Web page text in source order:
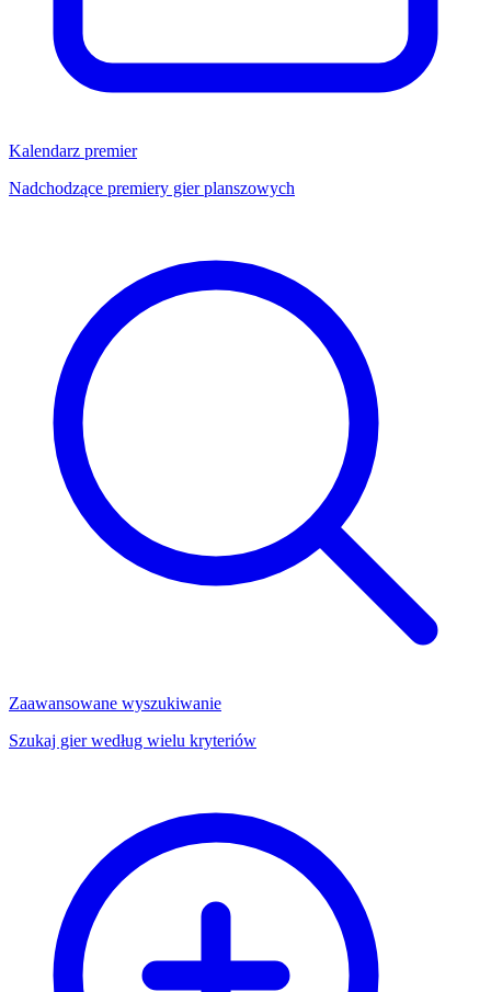
Kalendarz premier
Nadchodzące premiery gier planszowych
Zaawansowane wyszukiwanie
Szukaj gier według wielu kryteriów